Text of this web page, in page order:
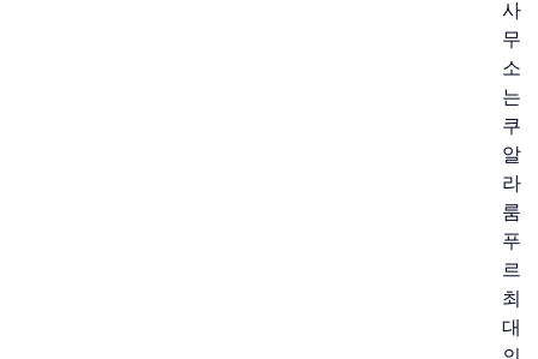
사
무
소
는
쿠
알
라
룸
푸
르
최
대